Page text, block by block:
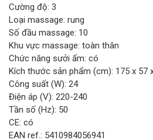
Cường độ: 3
Loại massage: rung
Số đầu massage: 10
Khu vực massage: toàn thân
Chức năng sưởi ấm: có
Kích thước sản phẩm (cm): 175 x 57
Công suất (W): 24
Điện áp (V): 220-240
Tần số (Hz): 50
CE: có
EAN ref.: 5410984056941